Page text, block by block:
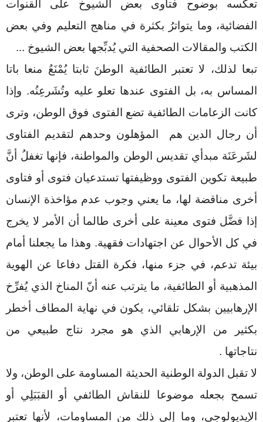
تعكسه بوضوح فتاوى بعض الشيوخ على القنوات
الفضائية، وما يتواترُ بكثرة في مناهج التعليم وفي بعض
الكتب والمقالات الصحفية التي يُدبِّجها بعض الشيوخ ...
تبعا لذلك، لا تعتبر الطائفية الوطنَ ثابتا يُمْنَعُ منعا باتا
المساس به، بل الفتوى عندها تعلو عليه وتُشَرعِنُه. وإذا
كانت الزعامات الطائفية تضع الفتوى فوق الوطن، وترى
أن رجال الدين هم المؤهلون وحدهم لتقديم الفتاوى
لشَرعَنَة مبدأي تقديس الوطن والمواطنة، فإنها تغفلُ أنَّ
طبيعة تكوين الفتوى ووظيفتها تستدعيان فتوى أو فتاوى
أخرى مناقضة لها، ما يعني وجوب عدم مؤاخذة الإنسان
إذا فضَّل فتوى معينة على أخرى طالما أن الأمر لا يخرج
في كل الأحوال عن اجتهادات فقهية. وهذا ما يجعلنا أمام
بيئة تدعم، في جزء منها، فكرة القتل دفاعا عن الهوية
المذهبية أو الطائفية، ما يترتب عنه أنّ المناخ الذي يُفرِّخ
الإرهابيين بشكل تلقائي، يكون في نهاية المطاف أخطر
بكثير من الإرهابي الذي هو مجرد نتاج طبيعي من
نتاجاتها .
لا تقبل الدولة الوطنية الحديثة المساومة على الوطن، ولا
تسمح بجعله موضوعا للنقاش الطائفي أو القبَبَلِي أو
الإيديولوجي، وما إلى ذلك من المساومات، لأنها تعتبر